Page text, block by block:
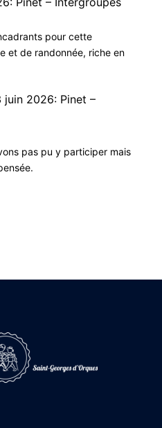
pour cette
et de randonnée, riche en
juin 2026: Pinet –
pas pu y participer mais